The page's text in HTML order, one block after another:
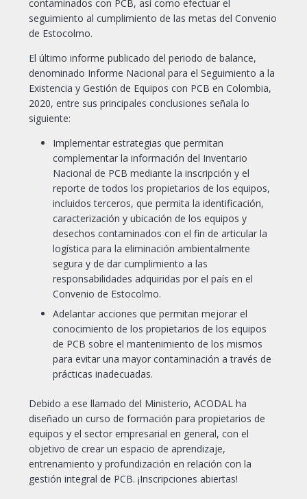
contaminados con PCB, así como efectuar el
seguimiento al cumplimiento de las metas del Convenio
de Estocolmo.
El último informe publicado del periodo de balance,
denominado Informe Nacional para el Seguimiento a la
Existencia y Gestión de Equipos con PCB en Colombia,
2020, entre sus principales conclusiones señala lo
siguiente:
Implementar estrategias que permitan
complementar la información del Inventario
Nacional de PCB mediante la inscripción y el
reporte de todos los propietarios de los equipos,
incluidos terceros, que permita la identificación,
caracterización y ubicación de los equipos y
desechos contaminados con el fin de articular la
logística para la eliminación ambientalmente
segura y de dar cumplimiento a las
responsabilidades adquiridas por el país en el
Convenio de Estocolmo.
Adelantar acciones que permitan mejorar el
conocimiento de los propietarios de los equipos
de PCB sobre el mantenimiento de los mismos
para evitar una mayor contaminación a través de
prácticas inadecuadas.
Debido a ese llamado del Ministerio, ACODAL ha
diseñado un curso de formación para propietarios de
equipos y el sector empresarial en general, con el
objetivo de crear un espacio de aprendizaje,
entrenamiento y profundización en relación con la
gestión integral de PCB. ¡Inscripciones abiertas!